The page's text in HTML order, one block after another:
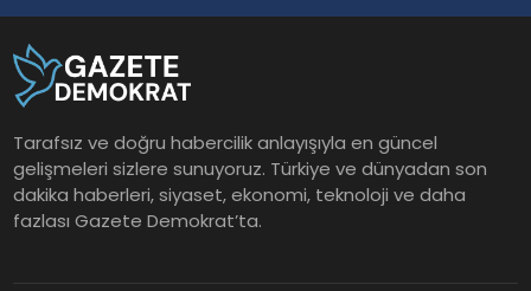
Tarafsız ve doğru habercilik anlayışıyla en güncel
gelişmeleri sizlere sunuyoruz. Türkiye ve dünyadan son
dakika haberleri, siyaset, ekonomi, teknoloji ve daha
fazlası Gazete Demokrat’ta.